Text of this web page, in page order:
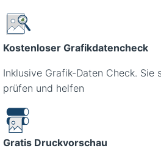
Kostenloser Grafikdatencheck
Inklusive Grafik-Daten Check. Sie
prüfen und helfen
Gratis Druckvorschau